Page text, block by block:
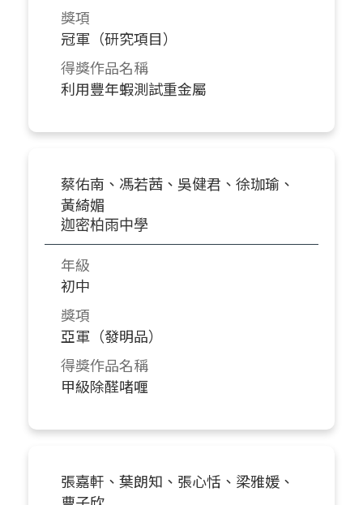
獎項
冠軍（研究項目）
得獎作品名稱
利用豐年蝦測試重金屬
蔡佑南、馮若茜、吳健君、徐珈瑜、
黃綺媚
迦密柏雨中學
年級
初中
獎項
亞軍（發明品）
得獎作品名稱
甲級除醛啫喱
張嘉軒、葉朗知、張心恬、梁雅媛、